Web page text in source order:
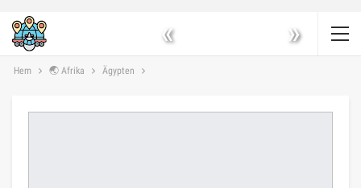
« »
Hem 🌏 Afrika Ägypten